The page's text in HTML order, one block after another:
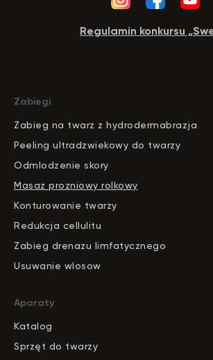
Regulamin konkursu
Zabiegi
Zabieg na twarz z hydrodermabrazja
Peeling ultradzwiekowy do twarzy
Odmlodzenie skory
Masaz prozniowy rolkowy
Konturowanie twarzy
Redukcja cellulitu
Zabieg drenazu limfatycznego
Usuwanie wlosow
Aparaty
Katalog
Sprzęt do twarzy